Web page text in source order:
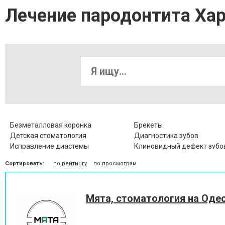
Лечение пародонтита
Безметалловая коронка Брекеты
Детская стоматология
Диагностика зубов
Исправление диастемы
Клиновидный дефект
Лечение альвеолита
Лечение гингивита
Лечение корневых
Лечение пародонтоза
Лечение пульпита
Сортировать: по рейтингу по просмотрам
Мята, стоматология на